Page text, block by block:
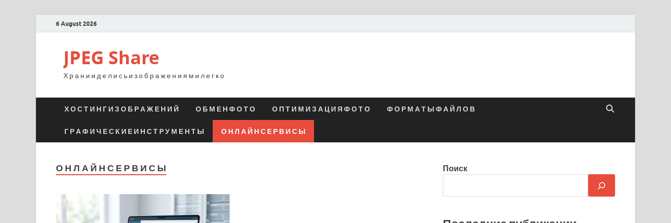
6 August 2026
JPEG Share
Х р а н и и д е л и с ь и з о б р а ж е н и я м и л е г к о
Х О С Т И Н Г И З О Б Р А Ж Е Н И Й О Б М Е Н Ф О Т О О П Т И М И З А Ц И Я Ф О Т О Ф О Р М А Т Ы Ф А Й Л О В
Г Р А Ф И Ч Е С К И Е И Н С Т Р У М Е Н Т Ы О Н Л А Й Н С Е Р В И С Ы
О Н Л А Й Н С Е Р В И С Ы Поиск